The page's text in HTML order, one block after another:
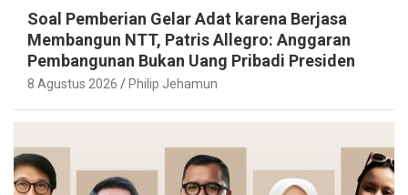
Soal Pemberian Gelar Adat karena Berjasa
Membangun NTT, Patris Allegro: Anggaran
Pembangunan Bukan Uang Pribadi Presiden
8 Agustus 2026 Philip Jehamun